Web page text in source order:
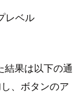
レベル
結果は以下の通
、ボタンのア